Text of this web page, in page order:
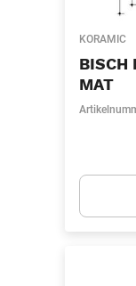
KORAMIC
BISCH
MAT